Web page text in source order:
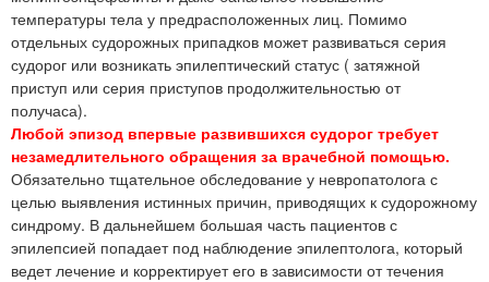
температуры тела у предрасположенных лиц. Помимо
отдельных судорожных припадков может развиваться серия
судорог или возникать эпилептический статус ( затяжной
приступ или серия приступов продолжительностью от
получаса).
Любой эпизод впервые развившихся судорог требует
незамедлительного обращения за врачебной помощью.
Обязательно тщательное обследование у невропатолога с
целью выявления истинных причин, приводящих к судорожному
синдрому. В дальнейшем большая часть пациентов с
эпилепсией попадает под наблюдение эпилептолога, который
ведет лечение и корректирует его в зависимости от течения